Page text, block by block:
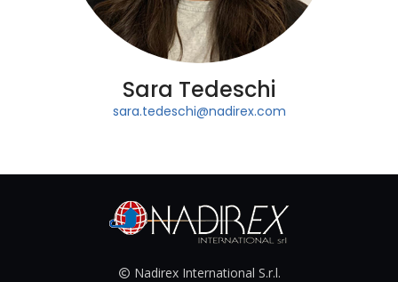
Sara Tedeschi
sara.tedeschi@nadirex.com
Nadirex International S.r.l.